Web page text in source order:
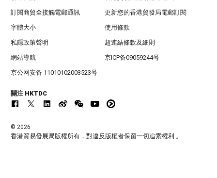
訂閱商貿全接觸電郵通訊 更新您的香港貿發局電郵訂閱
字體大小 使用條款
私隱政策聲明 超連結條款及細則
網站導航 京ICP备09059244号
京公网安备 11010102003523号
關注 HKTDC
© 2026
香港貿易發展局版權所有，對違反版權者保留一切追索權利 。